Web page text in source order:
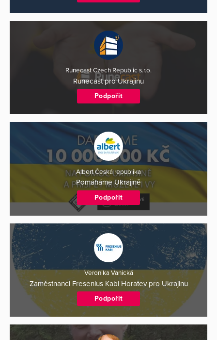
Runecast Czech Republic s.r.o.
Runecast pro Ukrajinu
Podpořit
Albert Česká republika
Pomáháme Ukrajině
Podpořit
Veronika Vanická
Zaměstnanci Fresenius Kabi Horatev pro Ukrajinu
Podpořit